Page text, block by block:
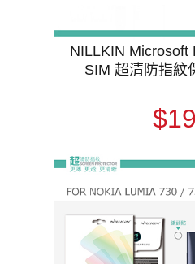
NILLKIN Microsoft
SIM 超清防指紋